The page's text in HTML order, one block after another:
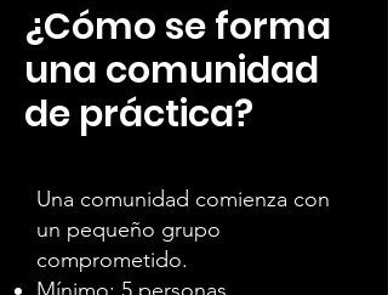
¿Cómo se forma
una comunidad
de práctica?
Una comunidad comienza con
un pequeño grupo
comprometido.